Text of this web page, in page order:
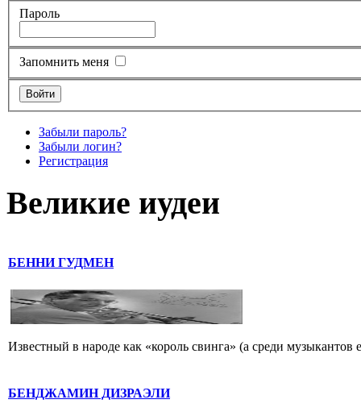
Пароль
Запомнить меня
Забыли пароль?
Забыли логин?
Регистрация
Великие иудеи
БЕННИ ГУДМЕН
Известный в народе как «король свинга» (а среди
БЕНДЖАМИН ДИЗРАЭЛИ